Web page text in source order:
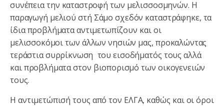
συνέπεια την καταστροφή των μελισσοσμηνών. Η
παραγωγή μελιού στή Σάμο σχεδόν καταστράφηκε, τα
ίδια προβλήματα αντιμετωπίζουν και οι
μελισσοκόμοι των άλλων νησιών μας, προκαλώντας
τεράστια συρρίκνωση του εισοδήματός τους αλλά
και προβλήματα στον βιοπορισμό των οικογενειών
τους.
Η αντιμετώπισή τους από τον ΕΛΓΑ, καθώς και οι όροι